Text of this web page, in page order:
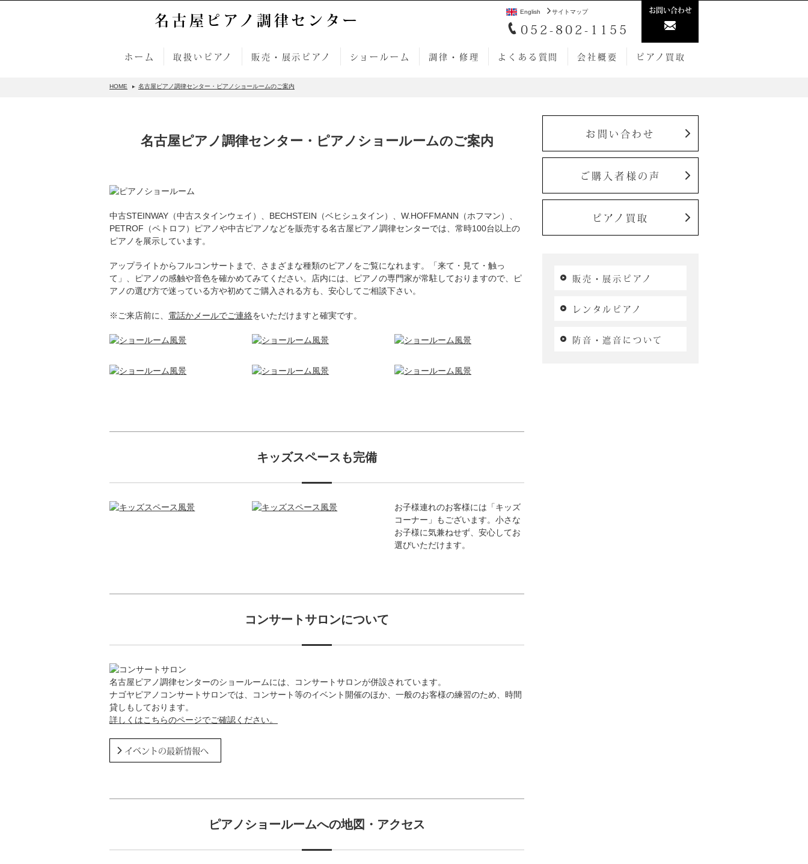
English サイトマップ
052-802-1155
お問い合わせ
名古屋ピアノ調律センター
ホーム 取扱いピアノ 販売・展示ピアノ ショールーム 調律・修理 よくある質問 会社概要 ピアノ買取
HOME 名古屋ピアノ調律センター・ピアノショールームのご案内
名古屋ピアノ調律センター・ピアノショールームのご案内
中古STEINWAY（中古スタインウェイ）、BECHSTEIN（ベヒシュタイン）、W.HOFFMANN（ホフマン）、
PETROF（ペトロフ）ピアノや中古ピアノなどを販売する名古屋ピアノ調律センターでは、常時100台以上の
ピアノを展示しています。
アップライトからフルコンサートまで、さまざまな種類のピアノをご覧になれます。「来て・見て・触っ
て」、ピアノの感触や音色を確かめてみてください。店内には、ピアノの専門家が常駐しておりますので、ピ
アノの選び方で迷っている方や初めてご購入される方も、安心してご相談下さい。
※ご来店前に、 電話かメールでご連絡をいただけますと確実です。
キッズスペースも完備
お子様連れのお客様には「キッズ
コーナー」もございます。小さな
お子様に気兼ねせず、安心してお
選びいただけます。
コンサートサロンについて
名古屋ピアノ調律センターのショールームには、コンサートサロンが併設されています。
ナゴヤピアノコンサートサロンでは、コンサート等のイベント開催のほか、一般のお客様の練習のため、時間
貸しもしております。
詳しくはこちらのページでご確認ください。
イベントの最新情報へ
ピアノショールームへの地図・アクセス
お問い合わせ
ご購入者様の声
ピアノ買取
販売・展示ピアノ
レンタルピアノ
防音・遮音について